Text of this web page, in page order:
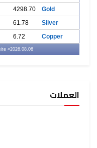
Gold
4298.70
Silver
61.78
Copper
6.72
2026.08.06
» Add to your site
العملات